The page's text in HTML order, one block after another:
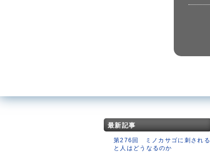
最新記事
第276回 ミノカサゴに刺される
と人はどうなるのか